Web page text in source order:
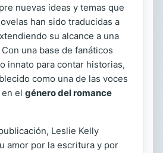
nuevas ideas y temas que
han sido traducidas a
su alcance a una
una base de fanáticos
innato para contar historias,
como una de las voces
el género del romance
Leslie Kelly
amor por la escritura y por